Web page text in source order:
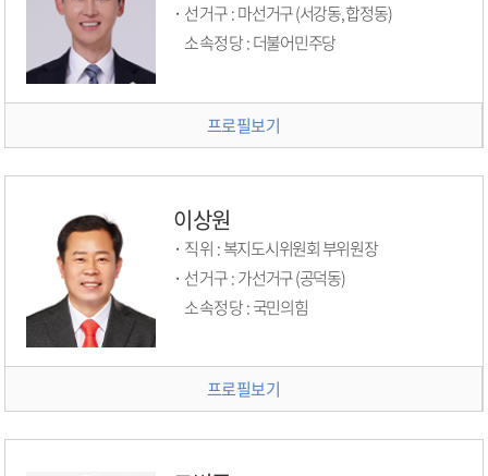
선거구 :
마선거구 (서강동, 합정동)
소속정당 :더불어민주당
프로필보기
이상원
직위 :복지도시위원회 부위원장
선거구 :
가선거구 (공덕동)
소속정당 :국민의힘
프로필보기